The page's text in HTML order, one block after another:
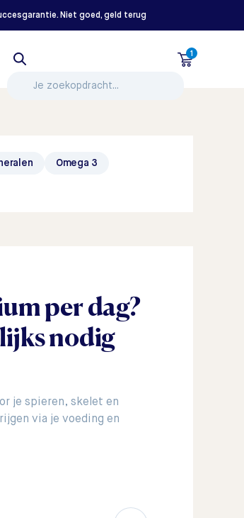
Niet goed, geld terug
1
Omega 3
per dag?
nodig
je spieren, skelet en
via je voeding en